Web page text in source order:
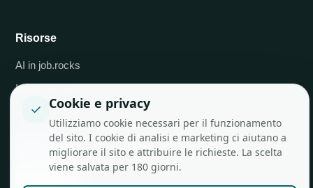
Risorse
AI in job.rocks
Integrazioni API
Blog✓ Cookie e privacy
Utilizziamo cookie necessari per il funzionamento
del sito. I cookie di analisi e marketing ci aiutano a
migliorare il sito e attribuire le richieste. La scelta
viene salvata per 180 giorni.